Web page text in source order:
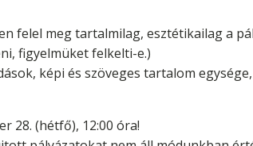
felel meg tartalmilag, esztétikailag a
figyelmüket felkelti-e.)
képi és szöveges tartalom
28. (hétfő), 12:00 óra!